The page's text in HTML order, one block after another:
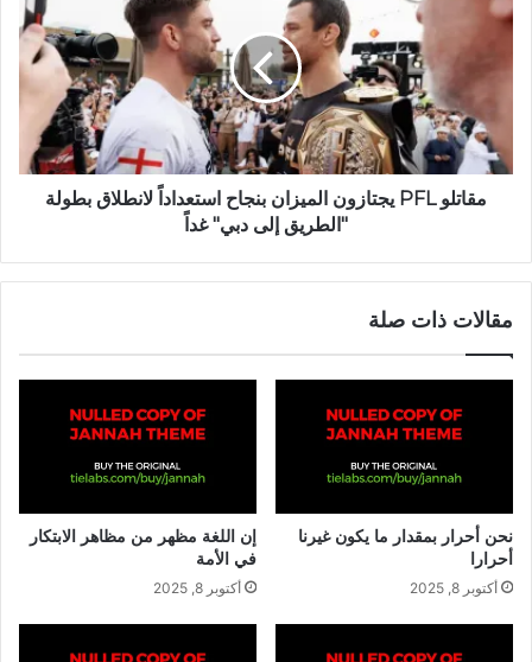
مقاتلو PFL يجتازون الميزان بنجاح استعداداً لانطلاق بطولة
"الطريق إلى دبي" غداً
مقالات ذات صلة
نحن أحرار بمقدار ما يكون غيرنا
أحرارا
أكتوبر 8, 2025
إن اللغة مظهر من مظاهر الابتكار
في الأمة
أكتوبر 8, 2025